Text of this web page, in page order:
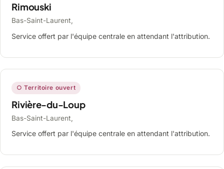
Rimouski
Bas-Saint-Laurent,
Service offert par l'équipe centrale en attendant l'attribution.
○ Territoire ouvert
Rivière-du-Loup
Bas-Saint-Laurent,
Service offert par l'équipe centrale en attendant l'attribution.